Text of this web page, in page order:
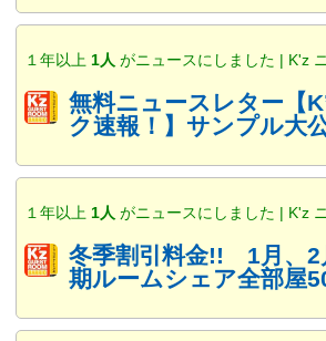
１年以上 1人 がニュースにしました | K'z
無料ニュースレター【
ク速報！】サンプル大
１年以上 1人 がニュースにしました | K'z
冬季割引料金!! 1月、2
期ルームシェア全部屋